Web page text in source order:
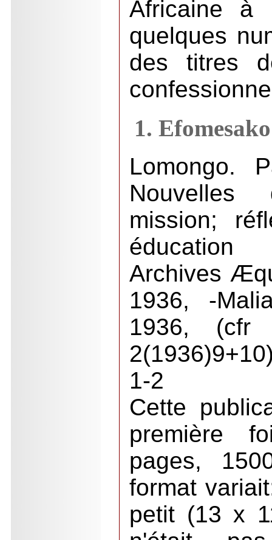
Africaine à
quelques
des titres
1.
Lomongo.
mission;
Archives
1936, -
1936, (cfr
1-2
Cette
première
pages,
format
petit (13 x